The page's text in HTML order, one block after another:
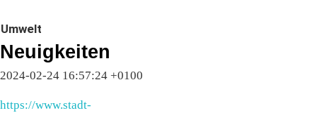
Umwelt
Neuigkeiten
2024-02-24 16:57:24 +0100
https://www.stadt-